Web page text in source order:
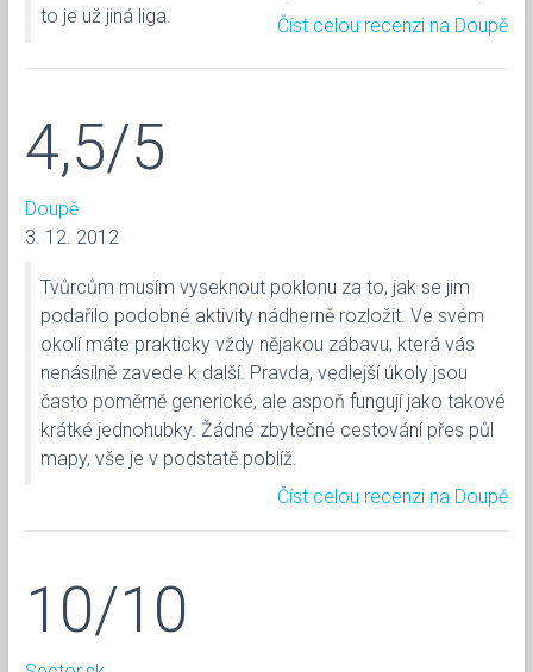
to je už jiná liga.
Číst celou recenzi na Doupě
4,5/5
Doupě
3. 12. 2012
Tvůrcům musím vyseknout poklonu za to, jak se jim
podařilo podobné aktivity nádherně rozložit. Ve svém
okolí máte prakticky vždy nějakou zábavu, která vás
nenásilně zavede k další. Pravda, vedlejší úkoly jsou
často poměrně generické, ale aspoň fungují jako takové
krátké jednohubky. Žádné zbytečné cestování přes půl
mapy, vše je v podstatě poblíž.
Číst celou recenzi na Doupě
10/10